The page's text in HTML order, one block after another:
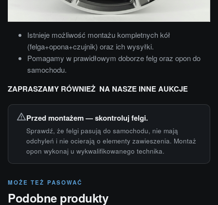
Istnieje możliwość montażu kompletnych kół
(felga+opona+czujnik) oraz ich wysyłki.
Pomagamy w prawidłowym doborze felg oraz opon do
samochodu.
ZAPRASZAMY RÓWNIEŻ NA NASZE INNE AUKCJE
Przed montażem — skontroluj felgi.
Sprawdź, że felgi pasują do samochodu, nie mają
odchyleń i nie ocierają o elementy zawieszenia. Montaż
opon wykonaj u wykwalifikowanego technika.
MOŻE TEŻ PASOWAĆ
Podobne produkty